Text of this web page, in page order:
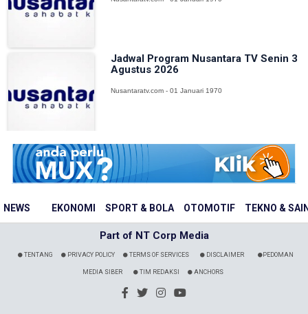
NEWS EKONOMI SPORT & BOLA OTOMOTIF TEKNO &
Jadwal Program Nusantara TV Senin 3
Agustus 2026
Nusantaratv.com - 01 Januari 1970
Part of NT Corp Media
TENTANG PRIVACY POLICY TERMS OF SERVICES DISCLAIMER PEDOMAN
MEDIA SIBER TIM REDAKSI ANCHORS